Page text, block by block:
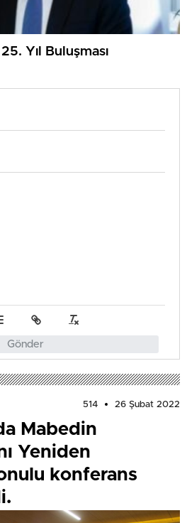
Yıl Buluşması
Gönder
514 26 Şubat 2022
Mabedin
Yeniden
konferans